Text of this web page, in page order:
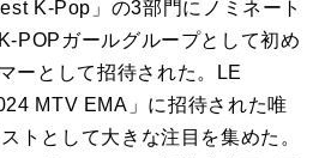
K-Pop」の3部門にノミネート
POPガールグループとして初め
ーとして招待された。LE
MTV EMA」に招待された唯
トとして大きな注目を集めた。